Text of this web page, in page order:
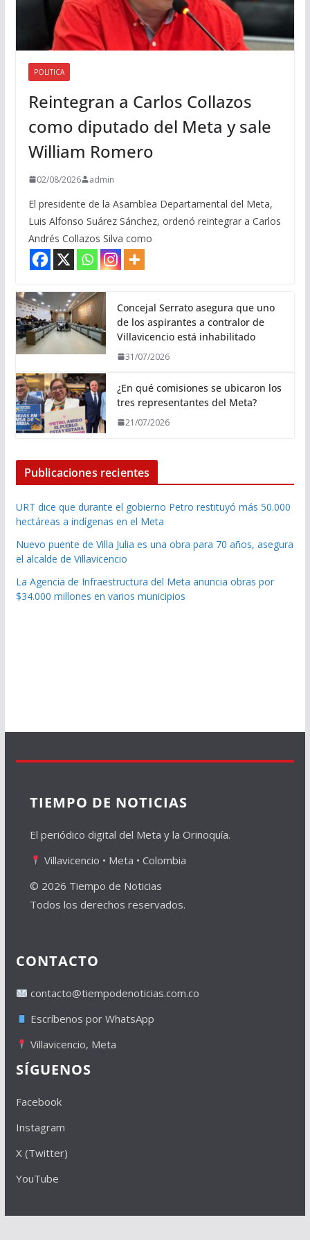
POLITICA
Reintegran a Carlos Collazos
como diputado del Meta y sale
William Romero
02/08/2026 admin
El presidente de la Asamblea Departamental del Meta,
Luis Alfonso Suárez Sánchez, ordenó reintegrar a Carlos
Andrés Collazos Silva como
Concejal Serrato asegura que uno
de los aspirantes a contralor de
Villavicencio está inhabilitado
31/07/2026
¿En qué comisiones se ubicaron los
tres representantes del Meta?
21/07/2026
Publicaciones recientes
URT dice que durante el gobierno Petro restituyó más 50.000
hectáreas a indígenas en el Meta
Nuevo puente de Villa Julia es una obra para 70 años, asegura
el alcalde de Villavicencio
La Agencia de Infraestructura del Meta anuncia obras por
$34.000 millones en varios municipios
TIEMPO DE NOTICIAS
El periódico digital del Meta y la Orinoquía.
Villavicencio • Meta • Colombia
© 2026 Tiempo de Noticias
Todos los derechos reservados.
CONTACTO
contacto@tiempodenoticias.com.co
Escríbenos por WhatsApp
Villavicencio, Meta
SÍGUENOS
Facebook
Instagram
X (Twitter)
YouTube